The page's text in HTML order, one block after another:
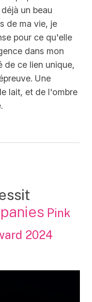
un beau
de ma vie, je
pour ce qu'elle
dans mon
de ce lien unique,
Une
lait, et de l'ombre
Pink
2024